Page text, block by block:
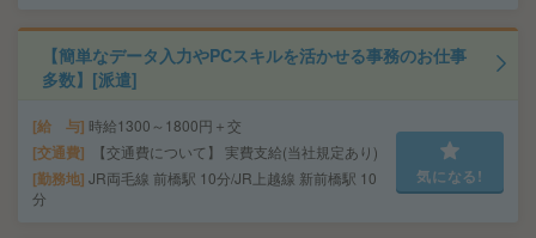
【簡単なデータ入力やPCスキルを活かせる事務のお仕事
多数】[派遣]
給 与 時給1300～1800円＋交
交通費 【交通費について】 実費支給(当社規定あり)
勤務地 JR両毛線 前橋駅 10分/JR上越線 新前橋駅 10
分
気になる!